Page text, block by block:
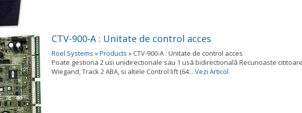
CTV-900-A : Unitate de control acces
Roel Systems »Products » CTV-900-A : Unitate de control acces
Poate gestiona 2 usi unidirectionale sau 1 usã bidirectionalã Recunoaste
Wiegand, Track 2 ABA, si altele Control lift (64... Vezi Articol